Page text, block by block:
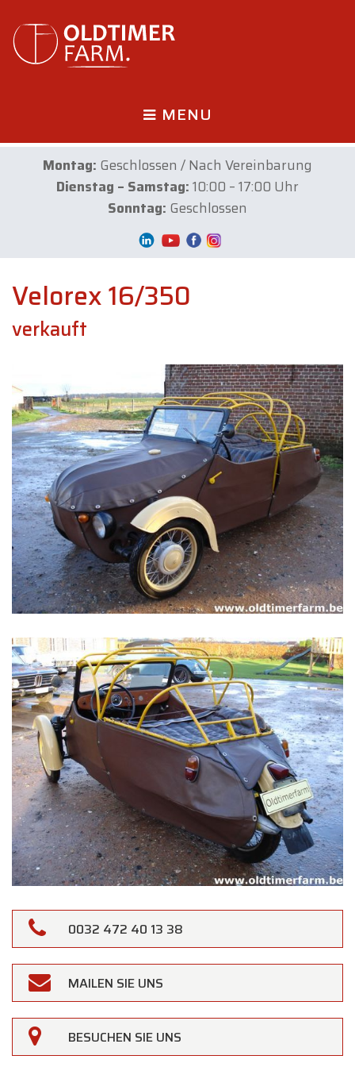
MENU
Montag: Geschlossen / Nach Vereinbarung
Dienstag – Samstag:10:00 – 17:00 Uhr
Sonntag: Geschlossen
Velorex 16/350
verkauft
0032 472 40 13 38
MAILEN SIE UNS
BESUCHEN SIE UNS
Oldtimerfarm